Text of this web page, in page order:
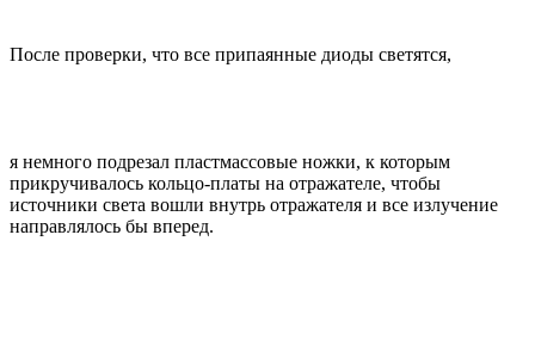
После проверки, что все припаянные диоды светятся,
я немного подрезал пластмассовые ножки, к которым
прикручивалось кольцо-платы на отражателе, чтобы
источники света вошли внутрь отражателя и все излучение
направлялось бы вперед.